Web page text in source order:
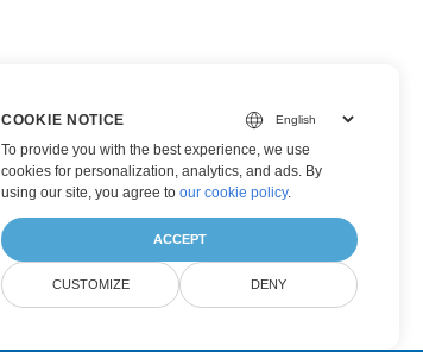
COOKIE NOTICE
To provide you with the best experience, we use
cookies for personalization, analytics, and ads. By
using our site, you agree to our cookie policy.
ACCEPT
CUSTOMIZE DENY